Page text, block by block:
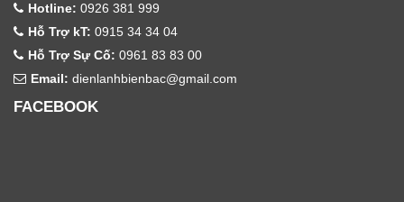
Hotline: 0926 381 999
Hỗ Trợ kT: 0915 34 34 04
Hỗ Trợ Sự Cố: 0961 83 83 00
Email: dienlanhbienbac@gmail.com
FACEBOOK